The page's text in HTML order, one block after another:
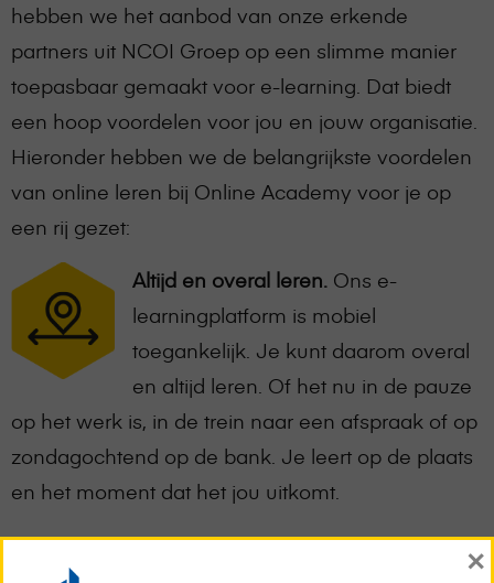
hebben we het aanbod van onze erkende
partners uit NCOI Groep op een slimme manier
toepasbaar gemaakt voor e-learning. Dat biedt
een hoop voordelen voor jou en jouw organisatie.
Hieronder hebben we de belangrijkste voordelen
van online leren bij Online Academy voor je op
een rij gezet:
Altijd en overal leren. Ons e-
learningplatform is mobiel
toegankelijk. Je kunt daarom overal
en altijd leren. Of het nu in de pauze
op het werk is, in de trein naar een afspraak of op
zondagochtend op de bank. Je leert op de plaats
en het moment dat het jou uitkomt.
×